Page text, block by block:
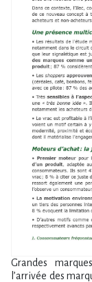
Grandes
l’arrivée des